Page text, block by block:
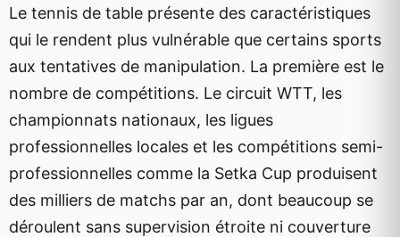
Le tennis de table présente des caractéristiques
qui le rendent plus vulnérable que certains sports
aux tentatives de manipulation. La première est le
nombre de compétitions. Le circuit WTT, les
championnats nationaux, les ligues
professionnelles locales et les compétitions semi-
professionnelles comme la Setka Cup produisent
des milliers de matchs par an, dont beaucoup se
déroulent sans supervision étroite ni couverture